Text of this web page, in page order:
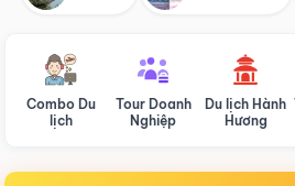
Combo Du
lịch
Tour Doanh
Nghiệp
Du lịch Hành
Hương